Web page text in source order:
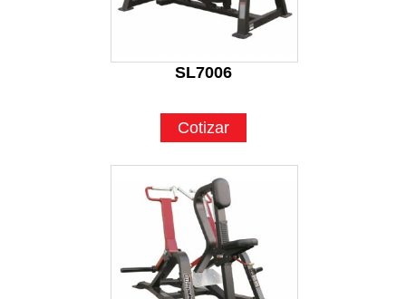
SL7006
Cotizar